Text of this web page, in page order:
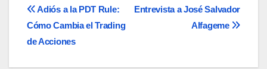
Navegación
de
entradas
Entrevista a José Salvador
Alfageme
Adiós a la PDT Rule:
Cómo Cambia el Trading
de Acciones